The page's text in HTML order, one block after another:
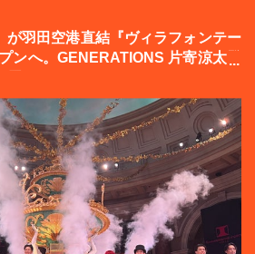
が羽田空港直結『ヴィラフォンテー
ンへ。GENERATIONS 片寄涼太登